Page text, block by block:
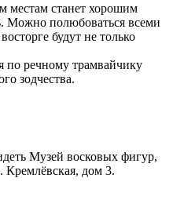
местам станет хорошим
Можно полюбоваться всеми
будут не только
по речному трамвайчику
зодчества.
Музей восковых фигур,
Кремлёвская, дом 3.